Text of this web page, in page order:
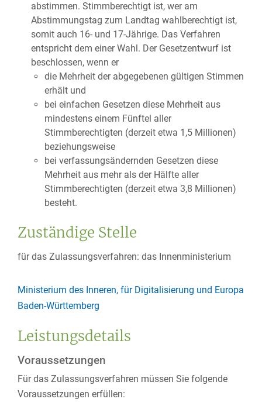
abstimmen. Stimmberechtigt ist, wer am
Abstimmungstag zum Landtag wahlberechtigt ist,
somit auch 16- und 17-Jährige. Das Verfahren
entspricht dem einer Wahl. Der Gesetzentwurf ist
beschlossen, wenn er
die Mehrheit der abgegebenen gültigen Stimmen
erhält und
bei einfachen Gesetzen diese Mehrheit aus
mindestens einem Fünftel aller
Stimmberechtigten (derzeit etwa 1,5 Millionen)
beziehungsweise
bei verfassungsändernden Gesetzen diese
Mehrheit aus mehr als der Hälfte aller
Stimmberechtigten (derzeit etwa 3,8 Millionen)
besteht.
Zuständige Stelle
für das Zulassungsverfahren: das Innenministerium
Ministerium des Inneren, für Digitalisierung und Europa
Baden-Württemberg
Leistungsdetails
Voraussetzungen
Für das Zulassungsverfahren müssen Sie folgende
Voraussetzungen erfüllen: